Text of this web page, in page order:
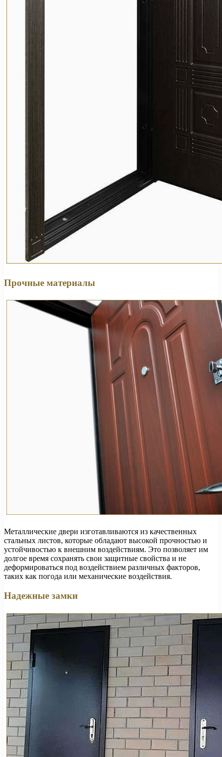
Прочные материалы
Металлические двери изготавливаются из качественных
стальных листов, которые обладают высокой прочностью и
устойчивостью к внешним воздействиям. Это позволяет им
долгое время сохранять свои защитные свойства и не
деформироваться под воздействием различных факторов,
таких как погода или механические воздействия.
Надежные замки